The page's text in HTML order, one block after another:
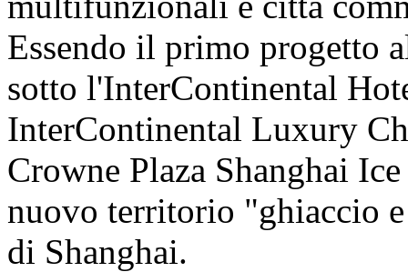
Essendo il primo progetto
sotto l'InterContinental
InterContinental Luxury
Crowne Plaza Shanghai
nuovo territorio "ghiaccio
di Shanghai.